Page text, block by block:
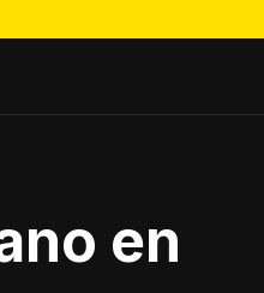
en